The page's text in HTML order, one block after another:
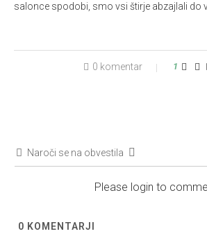
salonce spodobi, smo vsi štirje abzajlali do
0 komentar 1
Naroči se na obvestila
Please login to
0 KOMENTARJI